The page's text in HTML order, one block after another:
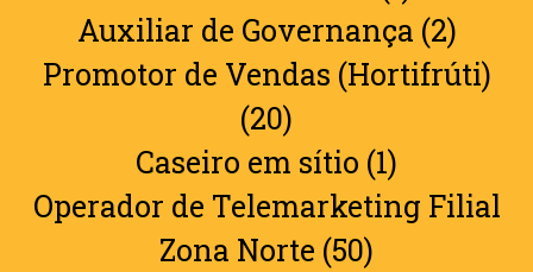
Auxiliar de Governança (2)
Promotor de Vendas (Hortifrúti)
(20)
Caseiro em sítio (1)
Operador de Telemarketing Filial
Zona Norte (50)